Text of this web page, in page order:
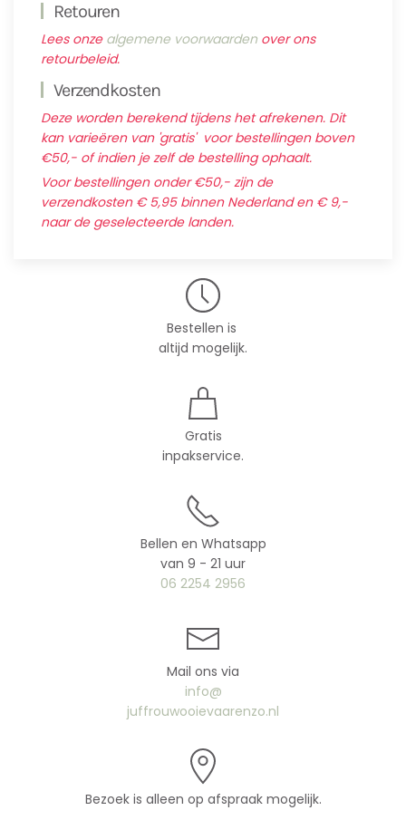
Retouren
Lees onze algemene voorwaarden over ons
retourbeleid.
Verzendkosten
Deze worden berekend tijdens het afrekenen. Dit
kan varieëren van 'gratis' voor bestellingen boven
€50,- of indien je zelf de bestelling ophaalt.
Voor bestellingen onder €50,- zijn de
verzendkosten € 5,95 binnen Nederland en € 9,-
naar de geselecteerde landen.
Bestellen is
altijd mogelijk.
Gratis
inpakservice.
Bellen en Whatsapp
van 9 - 21 uur
06 2254 2956
Mail ons via
info@
juffrouwooievaarenzo.nl
Bezoek is alleen op afspraak mogelijk.